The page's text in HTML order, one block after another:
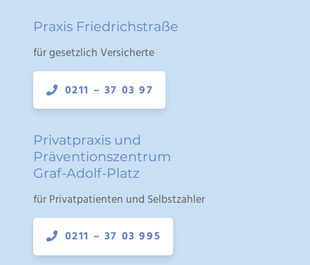
Praxis Friedrichstraße
für gesetzlich Versicherte
0211 – 37 03 97
Privatpraxis und
Präventionszentrum
Graf-Adolf-Platz
für Privatpatienten und Selbstzahler
0211 – 37 03 995